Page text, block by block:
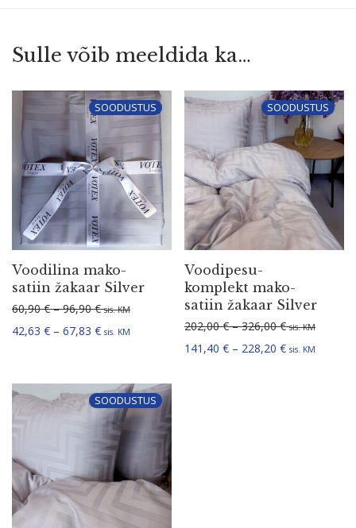
Sulle võib meeldida ka…
SOODUSTUS
Voodilina mako-
satiin žakaar Silver
60,90€ – 96,90€Hinnavahemik: 60,90 € kuni 96,90 €
sis. KM
42,63 € – 67,83 €Hinnavahemik: 42,63 € kuni 67,83 €
sis. KM
SOODUSTUS
Voodi­pe­su­
komplekt mako-
satiin žakaar Silver
202,00€ – 326,00€ sis. KM
141,40 € – 228,20 € sis. KM
SOODUSTUS